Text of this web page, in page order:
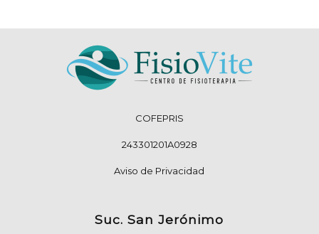
COFEPRIS
243301201A0928
Aviso de Privacidad
Suc. San Jerónimo